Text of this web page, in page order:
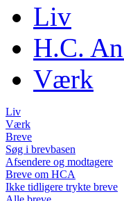
Liv
H.C.
Værk
Liv
Værk
Breve
Søg i brevbasen
Afsendere og modtagere
Breve om HCA
Ikke tidligere trykte breve